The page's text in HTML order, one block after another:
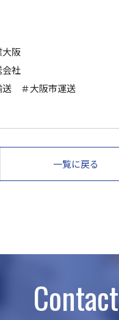
阪
社
＃大阪市運送
一覧に戻る
Contact